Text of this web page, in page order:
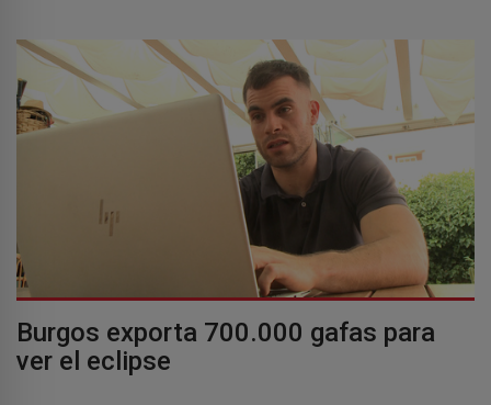
Burgos exporta 700.000 gafas para
ver el eclipse